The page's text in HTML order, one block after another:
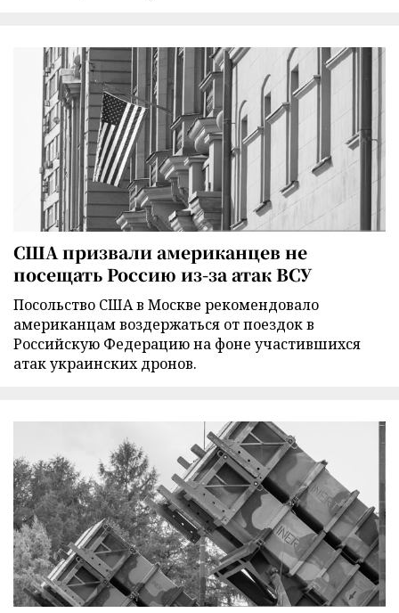
США призвали американцев не
посещать Россию из-за атак ВСУ
Посольство США в Москве рекомендовало
американцам воздержаться от поездок в
Российскую Федерацию на фоне участившихся
атак украинских дронов.